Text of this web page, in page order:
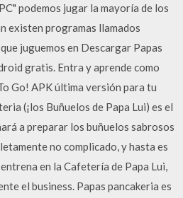
podemos jugar la mayoría de los
existen programas llamados
juguemos en Descargar Papas
gratis. Entra y aprende como
Go! APK última versión para tu
(¡los Buñuelos de Papa Lui) es el
a preparar los buñuelos sabrosos
no complicado, y hasta es
en la Cafetería de Papa Lui,
el business. Papas pancakeria es